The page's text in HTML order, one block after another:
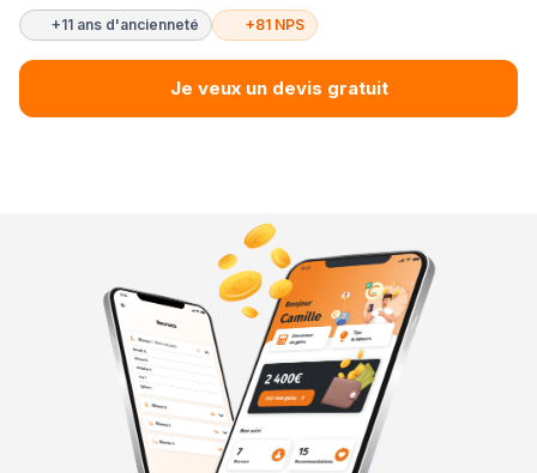
+11 ans d'ancienneté +81 NPS
Je veux un devis gratuit